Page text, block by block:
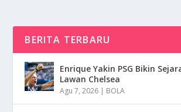
BERITA TERBARU
Enrique Yakin PSG Bikin
Lawan Chelsea
Agu 7, 2026 | BOLA